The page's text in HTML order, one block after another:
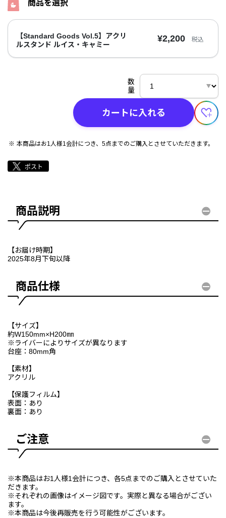
商品を選択
【Standard Goods Vol.5】アクリ
ルスタンド ルイス・キャミー
¥2,200 税込
数
量
カートに入れる
本商品はお1人様1会計につき、5点までのご購入とさせていただきます。
商品説明
【お届け時期】
2025年8月下旬以降
商品仕様
【サイズ】
約W150mm×H200㎜
※ライバーによりサイズが異なります
台座：80mm角
【素材】
アクリル
【保護フィルム】
表面：あり
裏面：あり
ご注意
※本商品はお1人様1会計につき、各5点までのご購入とさせていた
だきます。
※それぞれの画像はイメージ図です。実際と異なる場合がござい
ます。
※本商品は今後再販売を行う可能性がございます。